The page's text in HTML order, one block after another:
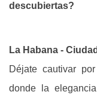
descubiertas?
La Habana -
Déjate cautivar
donde la